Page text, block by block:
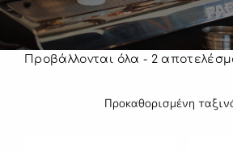
Προβάλλονται όλα - 2